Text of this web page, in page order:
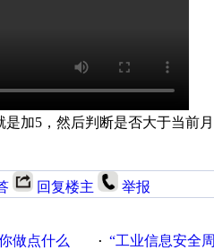
是加5，然后判断是否大于当前
回复楼主 举报
做点什么 · “工业信息安全周之我见”